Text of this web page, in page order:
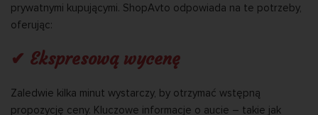
prywatnymi kupującymi. ShopAvto odpowiada na te potrzeby,
oferując:
✔ Ekspresową wycenę
Zaledwie kilka minut wystarczy, by otrzymać wstępną
propozycję ceny. Kluczowe informacje o aucie – takie jak